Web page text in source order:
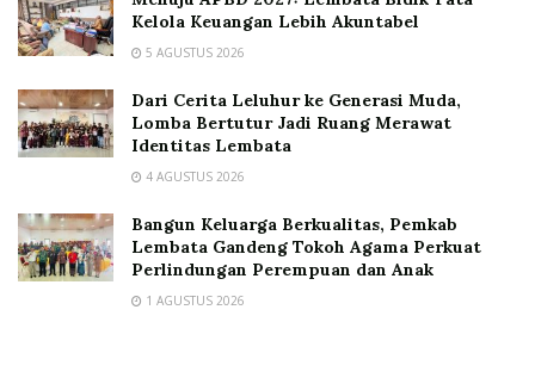
Kelola Keuangan Lebih Akuntabel
5 AGUSTUS 2026
Dari Cerita Leluhur ke Generasi Muda,
Lomba Bertutur Jadi Ruang Merawat
Identitas Lembata
4 AGUSTUS 2026
Bangun Keluarga Berkualitas, Pemkab
Lembata Gandeng Tokoh Agama Perkuat
Perlindungan Perempuan dan Anak
1 AGUSTUS 2026